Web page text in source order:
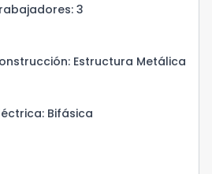
: 3
: Estructura Metálica
: Bifásica